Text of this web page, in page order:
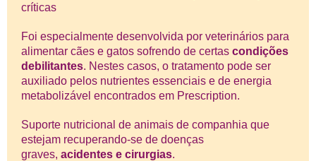
críticas
Foi especialmente desenvolvida por veterinários para
alimentar cães e gatos sofrendo de certas condições
debilitantes. Nestes casos, o tratamento pode ser
auxiliado pelos nutrientes essenciais e de energia
metabolizável encontrados em Prescription.
Suporte nutricional de animais de companhia que
estejam recuperando-se de doenças
graves, acidentes e cirurgias.